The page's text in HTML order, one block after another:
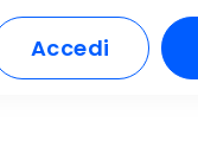
Accedi